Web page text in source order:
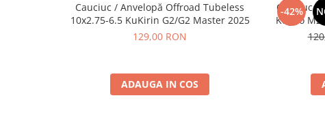
Cauciuc / Anvelopă Offroad Tubeless
10x2.75-6.5 KuKirin G2/G2 Master 2025
129,00 RON
ADAUGA IN COS
-42%
Cauciuc
Kugoo